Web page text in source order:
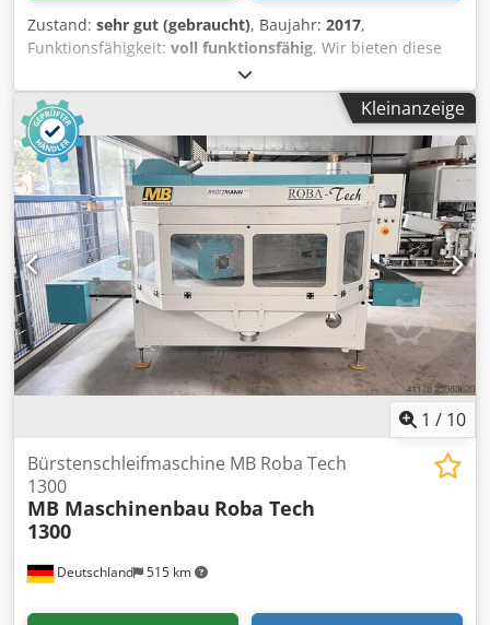
Zustand: sehr gut (gebraucht), Baujahr: 2017,
Funktionsfähigkeit: voll funktionsfähig, Wir bieten diese
sehr gut erhaltene Maschine zur Pappbecherherstellung
(8oz), Baujahr 2017, an. Maschinenbezeichnung:
Pappbecher / Paper Cup Maschine (8oz) Hersteller: DAE
SUNG HIGH TECH CO., LTD. Modell: DSD-60A Codpfoziau
Djx Agmsrf Seriennummer: 17-DS-0027_INTERPACK
Baujahr: 2017 Zustand: sehr gut (gebraucht)
Funktionsfähigkeit: voll funktionsfähig Demontage und
Transport müssen vom Käufer auf eigene Kosten
organisiert werden. Wenn Sie Rückfragen haben oder
mehr Informationen benötigen, schreiben Sie uns gerne
eine Nachricht oder rufen uns an.
Kleinanzeige
1 / 10
Deutschland 515 km
Bürstenschleifmaschine MB Roba Tech
1300
MB Maschinenbau Roba Tech
1300